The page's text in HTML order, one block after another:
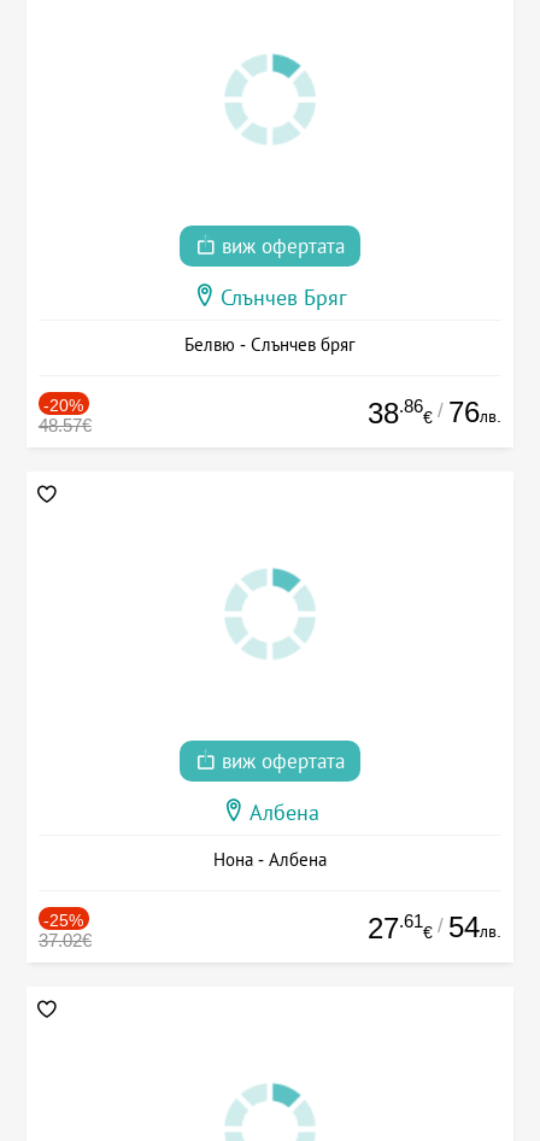
виж офертата
Слънчев Бряг
Белвю - Слънчев бряг
-20%
48.57€ 38.86
€ / 76лв.
виж офертата
Албена
Нона - Албена
-25%
37.02€ 27.61
€ / 54лв.